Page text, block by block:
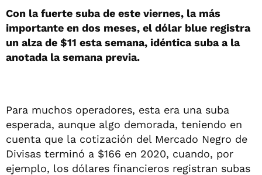
Con la fuerte suba de este viernes, la más
importante en dos meses, el dólar blue registra
un alza de $11 esta semana, idéntica suba a la
anotada la semana previa.
Para muchos operadores, esta era una suba
esperada, aunque algo demorada, teniendo en
cuenta que la cotización del Mercado Negro de
Divisas terminó a $166 en 2020, cuando, por
ejemplo, los dólares financieros registran subas